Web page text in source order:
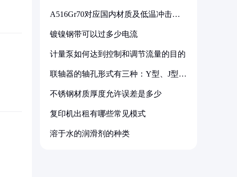
A516Gr70对应国内材质及低温冲击要
镀镍钢带可以过多少电流
计量泵如何达到控制和调节流量的目的
联轴器的轴孔形式有三种：Y型、J型、
不锈钢材质厚度允许误差是多少
复印机出租有哪些常见模式
溶于水的润滑剂的种类